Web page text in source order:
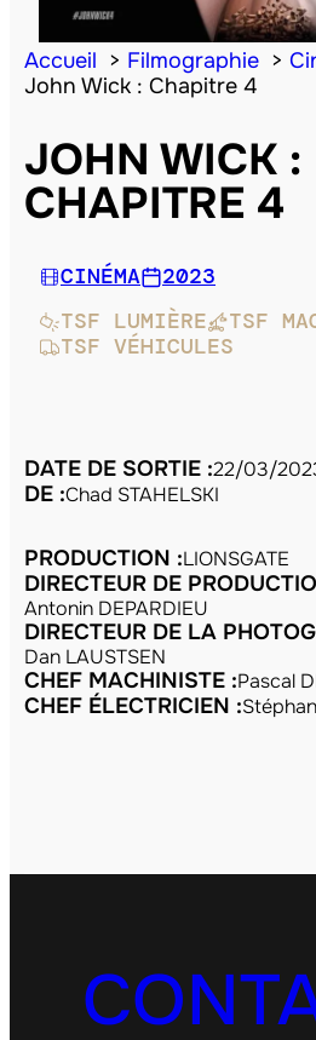
Accueil Filmographie
John Wick : Chapitre 4
JOHN WICK :
CHAPITRE 4
CINÉMA
2023
TSF LUMIÈRE
TSF
TSF VÉHICULES
DATE DE SORTIE :22/03/
DE :Chad STAHELSKI
PRODUCTION :LIONSGATE
DIRECTEUR DE
Antonin DEPARDIEU
DIRECTEUR DE LA
Dan LAUSTSEN
CHEF MACHINISTE :Pascal
CHEF ÉLECTRICIEN :